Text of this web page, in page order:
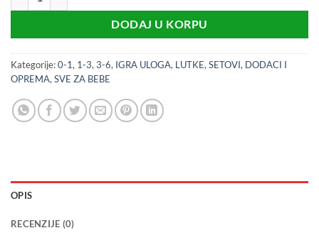
DODAJ U KORPU
Kategorije:0-1, 1-3, 3-6, IGRA ULOGA, LUTKE, SETOVI, DODACI I
OPREMA, SVE ZA BEBE
OPIS
RECENZIJE (0)